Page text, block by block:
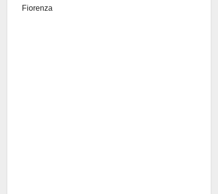
Fiorenza